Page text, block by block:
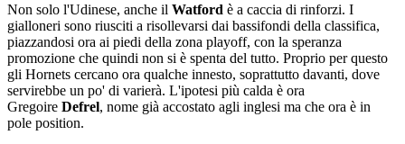
Non solo l'Udinese, anche il Watford è a caccia di rinforzi. I
gialloneri sono riusciti a risollevarsi dai bassifondi della classifica,
piazzandosi ora ai piedi della zona playoff, con la speranza
promozione che quindi non si è spenta del tutto. Proprio per questo
gli Hornets cercano ora qualche innesto, soprattutto davanti, dove
servirebbe un po' di varierà. L'ipotesi più calda è ora
Gregoire Defrel, nome già accostato agli inglesi ma che ora è in
pole position.